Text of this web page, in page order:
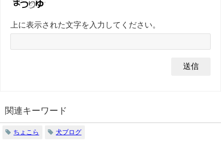
上に表示された文字を入力してください。
関連キーワード
ちょこら 犬ブログ